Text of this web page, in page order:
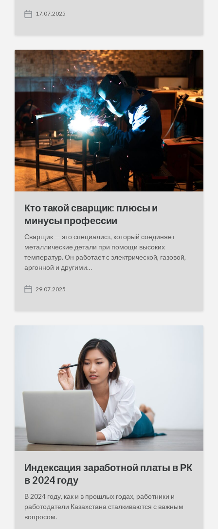
P
e
17.07.2025
Кто такой сварщик: плюсы и
минусы профессии
Сварщик — это специалист, который соединяет
металлические детали при помощи высоких
температур. Он работает с электрической, газовой,
аргонной и другими…
P
29.07.2025
Индексация заработной платы в РК
в 2024 году
В 2024 году, как и в прошлых годах, работники и
работодатели Казахстана сталкиваются с важным
вопросом.